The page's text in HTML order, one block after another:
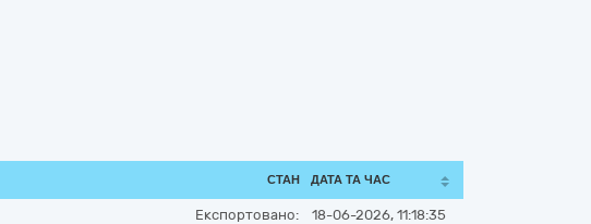
СТАН ДАТА ТА ЧАС
Експортовано: 18-06-2026, 11:18:35